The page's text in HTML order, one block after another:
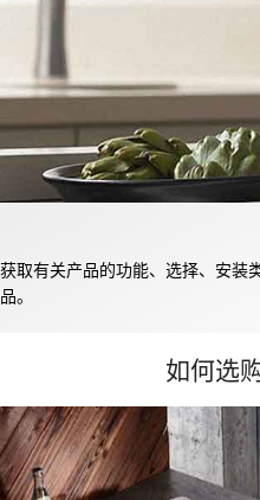
获取有关产品的功能、选择、安装
品。
如何选